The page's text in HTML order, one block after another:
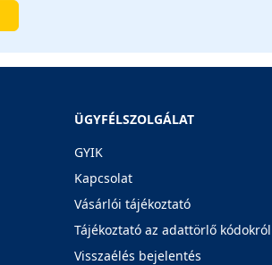
ÜGYFÉLSZOLGÁLAT
GYIK
Kapcsolat
Vásárlói tájékoztató
Tájékoztató az adattörlő kódokról
Visszaélés bejelentés